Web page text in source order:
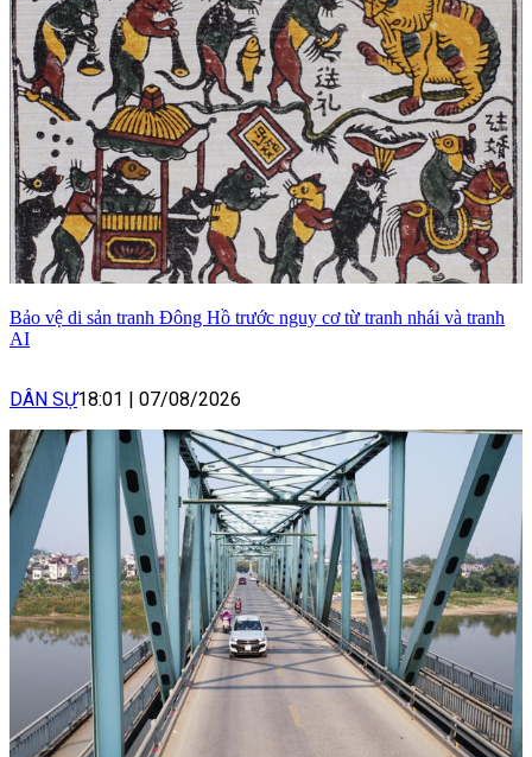
Bảo vệ di sản tranh Đông Hồ trước nguy cơ từ tranh nhái và tranh
AI
DÂN SỰ18:01 07/08/2026